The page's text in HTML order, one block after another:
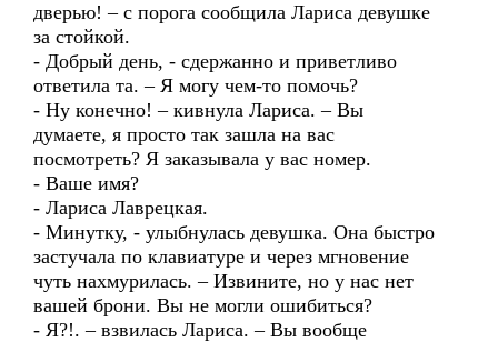
дверью! – с порога сообщила Лариса девушке
за стойкой.
- Добрый день, - сдержанно и приветливо
ответила та. – Я могу чем-то помочь?
- Ну конечно! – кивнула Лариса. – Вы
думаете, я просто так зашла на вас
посмотреть? Я заказывала у вас номер.
- Ваше имя?
- Лариса Лаврецкая.
- Минутку, - улыбнулась девушка. Она быстро
застучала по клавиатуре и через мгновение
чуть нахмурилась. – Извините, но у нас нет
вашей брони. Вы не могли ошибиться?
- Я?!. – взвилась Лариса. – Вы вообще